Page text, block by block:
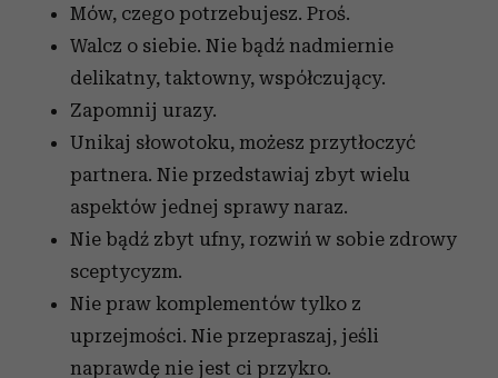
Mów, czego potrzebujesz. Proś.
Walcz o siebie. Nie bądź nadmiernie
delikatny, taktowny, współczujący.
Zapomnij urazy.
Unikaj słowotoku, możesz przytłoczyć
partnera. Nie przedstawiaj zbyt wielu
aspektów jednej sprawy naraz.
Nie bądź zbyt ufny, rozwiń w sobie zdrowy
sceptycyzm.
Nie praw komplementów tylko z
uprzejmości. Nie przepraszaj, jeśli
naprawdę nie jest ci przykro.